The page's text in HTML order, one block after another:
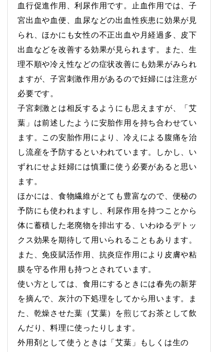
血行促進作用、利尿作用です。止血作用では、子
宮出血や血便、血尿などの出血性疾患に効果が見
られ、ほかにも女性の不正出血や月経過多、皮下
出血などを改善する効果が見られます。また、生
理不順や冷え性などの症状改善にも効果がみられ
ますが、子宮刺激作用があるので妊婦には注意が
必要です。
子宮刺激とは相反するようにも思えますが、「艾
葉」は前述したように安胎作用を持ち合わせてい
ます。この安胎作用により、冷えによる腹痛を治
し流産を予防するといわれています。しかし、い
ずれにせよ妊婦には慎重に使う必要があると思い
ます。
ほかには、食物繊維がとても豊富なので、便秘の
予防にも使われますし、利尿作用を持つことから
体に蓄積した老廃物を排出する、いわゆるデトッ
クス効果を期待して用いられることもあります。
また、免疫賦活作用、抗炎症作用により皮膚や粘
膜を守る作用も持つとされています。
使い方としては、食用にするときには春先の新芽
を摘んで、灰汁の下処理をしてから用います。ま
た、乾燥させた葉（艾葉）を煎じてお茶として飲
んだり、料理に使ったりします。
外用剤として使うときは「艾葉」もしくは生の